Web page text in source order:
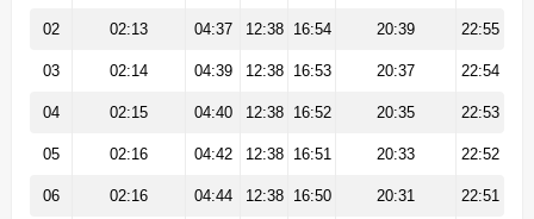
02 02:13 04:37 12:38 16:54 20:39 22:55
03 02:14 04:39 12:38 16:53 20:37 22:54
04 02:15 04:40 12:38 16:52 20:35 22:53
05 02:16 04:42 12:38 16:51 20:33 22:52
06 02:16 04:44 12:38 16:50 20:31 22:51